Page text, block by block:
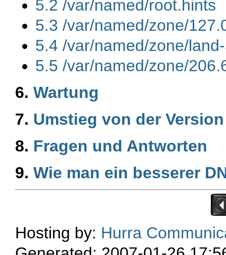
5.2 /var/named/root.hints
5.3 /var/named/zone/
5.4 /var/named/zone/
5.5 /var/named/zone/
6. Wartung
7. Umstieg von der
8. Fragen und Antworten
9. Wie man ein besserer
Hosting by: Hurra